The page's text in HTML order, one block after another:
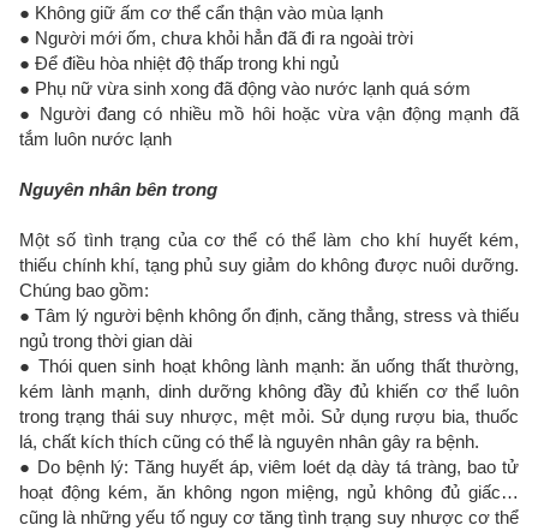
● Không giữ ấm cơ thể cẩn thận vào mùa lạnh
● Người mới ốm, chưa khỏi hẳn đã đi ra ngoài trời
● Để điều hòa nhiệt độ thấp trong khi ngủ
● Phụ nữ vừa sinh xong đã động vào nước lạnh quá sớm
● Người đang có nhiều mồ hôi hoặc vừa vận động mạnh đã
tắm luôn nước lạnh
Nguyên nhân bên trong
Một số tình trạng của cơ thể có thể làm cho khí huyết kém,
thiếu chính khí, tạng phủ suy giảm do không được nuôi dưỡng.
Chúng bao gồm:
● Tâm lý người bệnh không ổn định, căng thẳng, stress và thiếu
ngủ trong thời gian dài
● Thói quen sinh hoạt không lành mạnh: ăn uống thất thường,
kém lành mạnh, dinh dưỡng không đầy đủ khiến cơ thể luôn
trong trạng thái suy nhược, mệt mỏi. Sử dụng rượu bia, thuốc
lá, chất kích thích cũng có thể là nguyên nhân gây ra bệnh.
● Do bệnh lý: Tăng huyết áp, viêm loét dạ dày tá tràng, bao tử
hoạt động kém, ăn không ngon miệng, ngủ không đủ giấc…
cũng là những yếu tố nguy cơ tăng tình trạng suy nhược cơ thể